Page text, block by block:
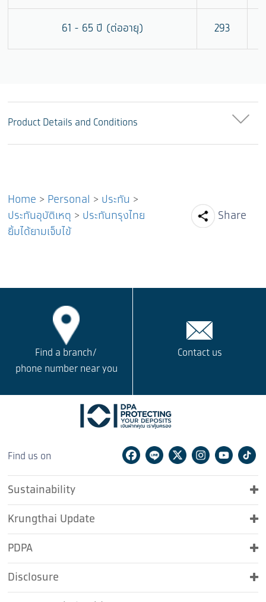
61 - 65 ปี (ต่ออายุ) 293
Product Details and Conditions
Home > Personal > ประกัน >
ประกันอุบัติเหตุ > ประกันกรุงไทย
ยิ้มได้ยามเจ็บไข้
Share
Facebook
Line
Find a branch/
phone number near you
Contact us
Find us on Facebook
LineTwitterInstagram
Sustainability
Krungthai Update
PDPA
Disclosure